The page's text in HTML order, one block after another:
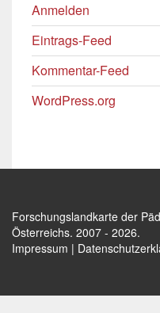
Anmelden
Eintrags-Feed
Kommentar-Feed
WordPress.org
Forschungslandkarte der
Österreichs. 2007 - 2026.
Impressum |